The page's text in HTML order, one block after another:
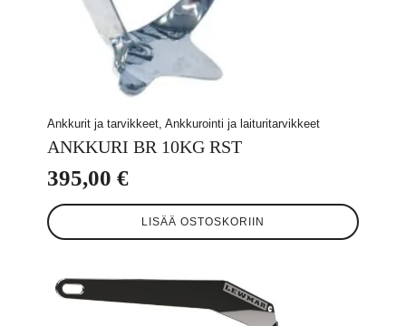
Ankkurit ja tarvikkeet, Ankkurointi ja laituritarvikkeet
ANKKURI BR 10KG RST
395,00 €
LISÄÄ OSTOSKORIIN